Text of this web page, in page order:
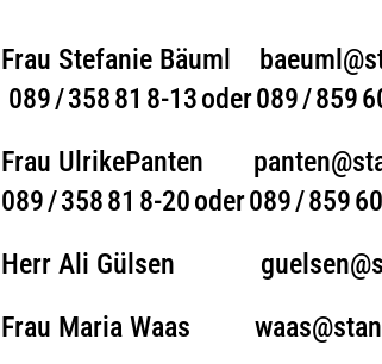
Frau Stefanie Bäuml
089 / 358 81 8‑13 oder 089 / 859
Frau UlrikePanten
089 / 358 81 8‑20 oder 089 / 859
Herr Ali Gülsen
Frau Maria Waas